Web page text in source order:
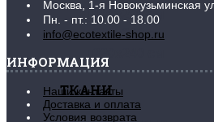
180х200 см
200х200 см
ТКАНИ
Москва, 1-я Новокузьминская
Пн. - пт.: 10.00 - 18.00
info@ecotextile-shop.ru
ИНФОРМАЦИЯ
Наши контакты
Доставка и оплата
Условия возврата